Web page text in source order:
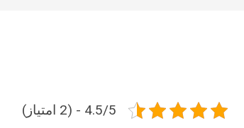
4.5/5 - (2 امتیاز)